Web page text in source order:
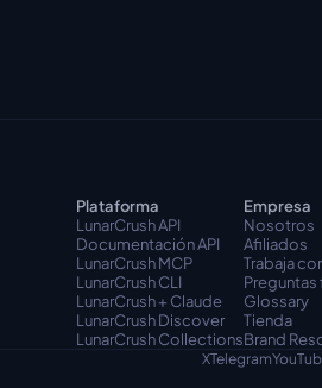
Plataforma
LunarCrush API
Documentación API
LunarCrush MCP
LunarCrush CLI
LunarCrush + Claude
LunarCrush Discover
LunarCrush Collections
Empresa
Nosotros
Afiliados
Trabaja
Glossary
Tienda
Brand
XTelegram